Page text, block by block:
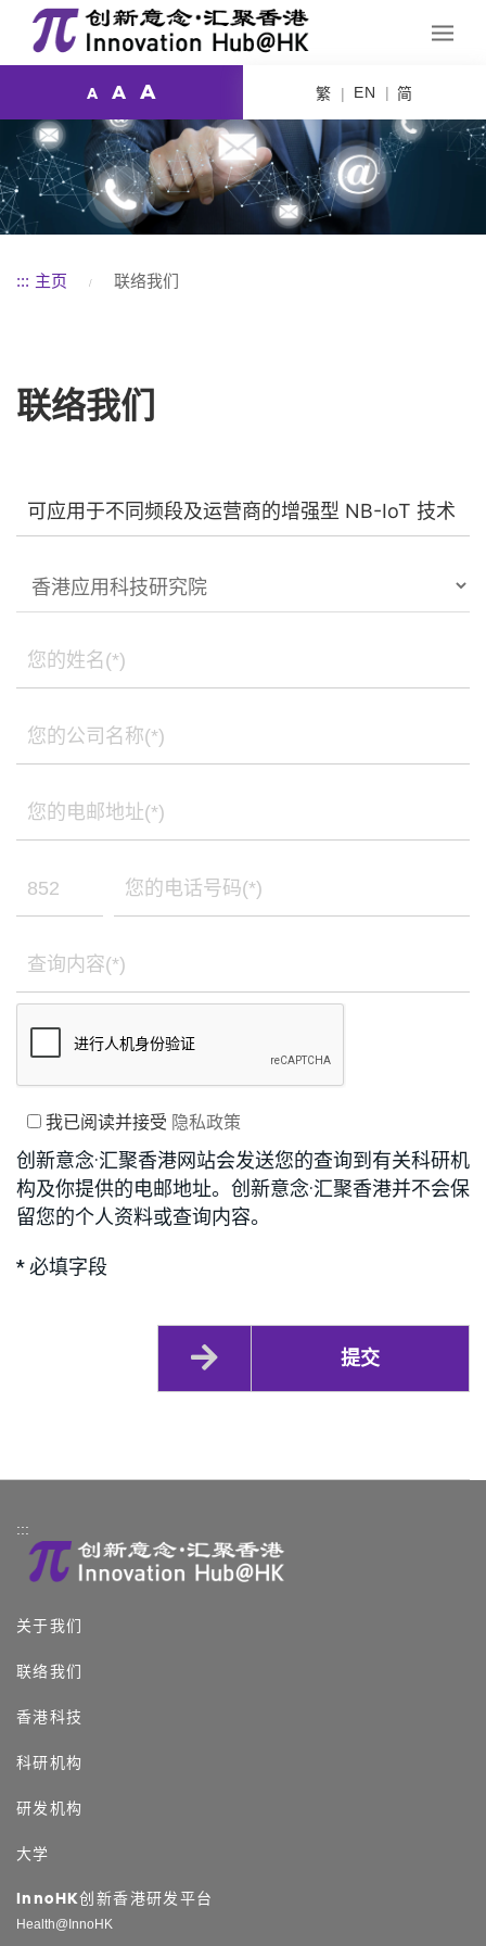
A A A 繁 EN 简
::: 主页 联络我们
联络我们
我已阅读并接受 隐私政策
创新意念·汇聚香港网站会发送您的查询到有关科研机
构及你提供的电邮地址。创新意念·汇聚香港并不会保
留您的个人资料或查询内容。
* 必填字段
提交
:::
关于我们
联络我们
香港科技
科研机构
研发机构
大学
InnoHK创新香港研发平台
Health@InnoHK